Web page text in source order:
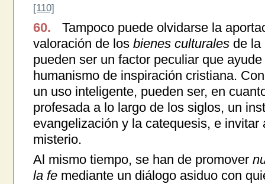
[110]
60.
Tampoco puede olvidarse la
valoración de los bienes culturalesde la
pueden ser un factor peculiar que
humanismo de inspiración cristiana.
un uso inteligente, pueden ser, en
profesada a lo largo de los siglos, un
evangelización y la catequesis, e invitar
misterio.
Al mismo tiempo, se han de promover
la femediante un diálogo asiduo con